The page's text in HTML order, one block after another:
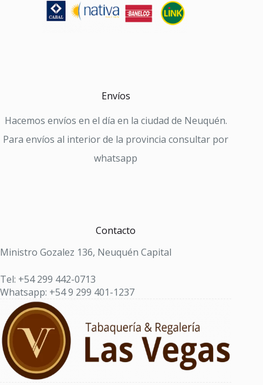
Envíos
Hacemos envíos en el día en la ciudad de Neuquén.
Para envíos al interior de la provincia consultar por
whatsapp
Contacto
Ministro Gozalez 136, Neuquén Capital
Tel: +54 299 442-0713
Whatsapp: +54 9 299 401-1237